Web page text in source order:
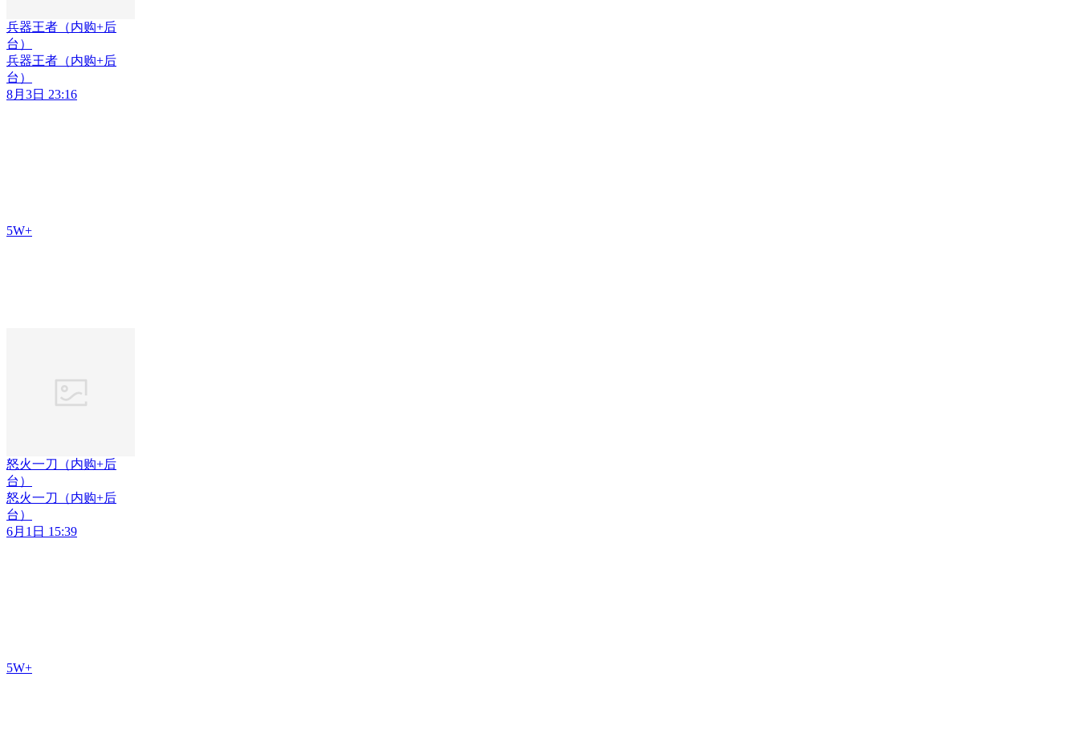
兵器王者（内购+后
台）
兵器王者（内购+后
台）
8月3日 23:16
5W+
怒火一刀（内购+后
台）
怒火一刀（内购+后
台）
6月1日 15:39
5W+